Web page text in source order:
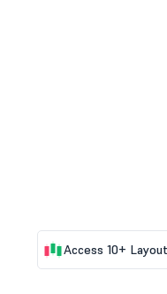
Access 10+